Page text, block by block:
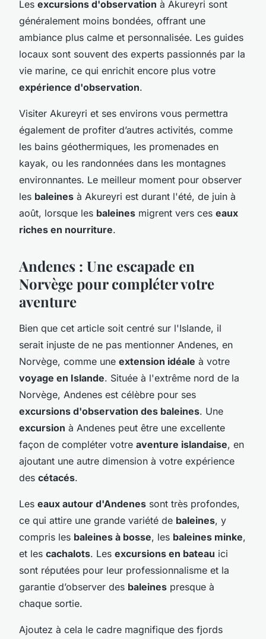
Les excursions d'observation à Akureyri sont
généralement moins bondées, offrant une
ambiance plus calme et personnalisée. Les guides
locaux sont souvent des experts passionnés par la
vie marine, ce qui enrichit encore plus votre
expérience d'observation.
Visiter Akureyri et ses environs vous permettra
également de profiter d’autres activités, comme
les bains géothermiques, les promenades en
kayak, ou les randonnées dans les montagnes
environnantes. Le meilleur moment pour observer
les baleines à Akureyri est durant l'été, de juin à
août, lorsque les baleines migrent vers ces eaux
riches en nourriture.
Andenes : Une escapade en
Norvège pour compléter votre
aventure
Bien que cet article soit centré sur l'Islande, il
serait injuste de ne pas mentionner Andenes, en
Norvège, comme une extension idéale à votre
voyage en Islande. Située à l'extrême nord de la
Norvège, Andenes est célèbre pour ses
excursions d'observation des baleines. Une
excursion à Andenes peut être une excellente
façon de compléter votre aventure islandaise, en
ajoutant une autre dimension à votre expérience
des cétacés.
Les eaux autour d'Andenes sont très profondes,
ce qui attire une grande variété de baleines, y
compris les baleines à bosse, les baleines minke,
et les cachalots. Les excursions en bateau ici
sont réputées pour leur professionnalisme et la
garantie d’observer des baleines presque à
chaque sortie.
Ajoutez à cela le cadre magnifique des fjords